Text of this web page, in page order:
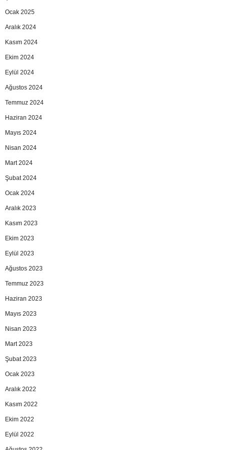
Ocak 2025
Aralık 2024
Kasım 2024
Ekim 2024
Eylül 2024
Ağustos 2024
Temmuz 2024
Haziran 2024
Mayıs 2024
Nisan 2024
Mart 2024
Şubat 2024
Ocak 2024
Aralık 2023
Kasım 2023
Ekim 2023
Eylül 2023
Ağustos 2023
Temmuz 2023
Haziran 2023
Mayıs 2023
Nisan 2023
Mart 2023
Şubat 2023
Ocak 2023
Aralık 2022
Kasım 2022
Ekim 2022
Eylül 2022